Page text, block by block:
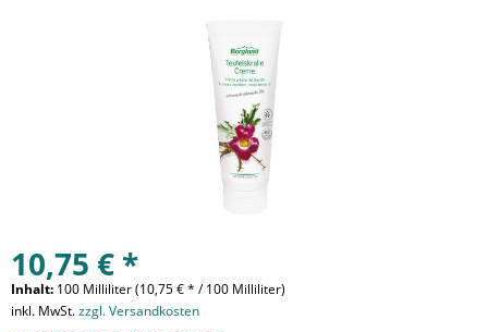
10,75 € *
Inhalt: 100 Milliliter (10,75 € * / 100 Milliliter)
inkl. MwSt.zzgl. Versandkosten